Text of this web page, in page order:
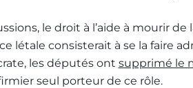
le droit à l’aide à mourir
létale consisterait à se la faire
les députés ont supprimé le
seul porteur de ce rôle.